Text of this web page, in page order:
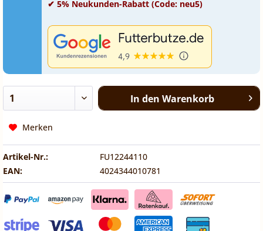
✔ 5% Neukunden-Rabatt (Code: neu5)
In den Warenkorb
Merken
Artikel-Nr.:
FU12244110
EAN:
4024344010781